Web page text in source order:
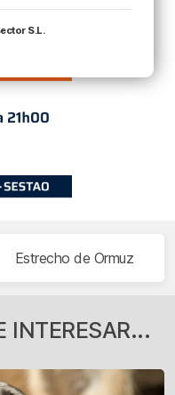
Estrecho de Ormuz
INTERESAR...
S.L.